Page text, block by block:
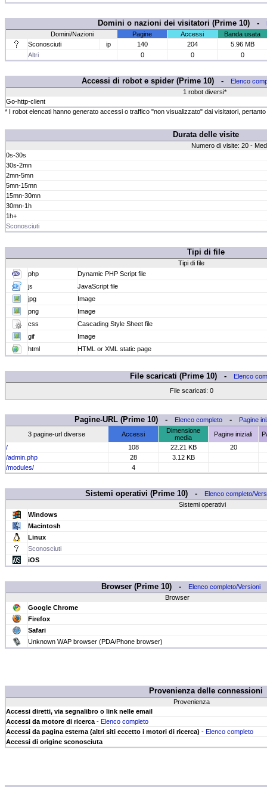
Domini o nazioni dei visitatori (Prime 10) -
Domini/Nazioni
Pagine Accessi
Banda usata
Sconosciuti
ip 140 204
5.96 MB
Altri
0 0 0
Accessi di robot e spider (Prime 10) -
Elenco
1 robot diversi*
Go-http-client
* I robot elencati hanno generato accessi o traffico "non visualizzato" dai visitatori,
Durata delle visite
Numero di visite: 20 -
0s-30s
30s-2mn
2mn-5mn
5mn-15mn
15mn-30mn
30mn-1h
1h+
Sconosciuti
Tipi di file
Tipi di file
php
Dynamic PHP Script file
js
JavaScript file
jpg
Image
png
Image
css
Cascading Style Sheet file
gif
Image
html
HTML or XML static page
File scaricati (Prime 10) -
Elenco
File scaricati: 0
Pagine-URL (Prime 10) - Elenco completo-
Pagine
3 pagine-url diverse
Accessi
Dimensione
media
Pagine iniziali
/
108 22.21 KB
20
/admin.php
28
3.12 KB
/modules/
4
Sistemi operativi (Prime 10) -
Elenco completo/
Sistemi operativi
Windows
Macintosh
Linux
Sconosciuti
iOS
Browser (Prime 10) - Elenco completo/Versioni
Browser
Google Chrome
Firefox
Safari
Unknown WAP browser (PDA/Phone browser)
Provenienza delle connessioni
Provenienza
Accessi diretti, via segnalibro o link nelle email
Accessi da motore di ricerca - Elenco completo
Accessi da pagina esterna (altri siti eccetto i motori di ricerca) - Elenco completo
Accessi di origine sconosciuta